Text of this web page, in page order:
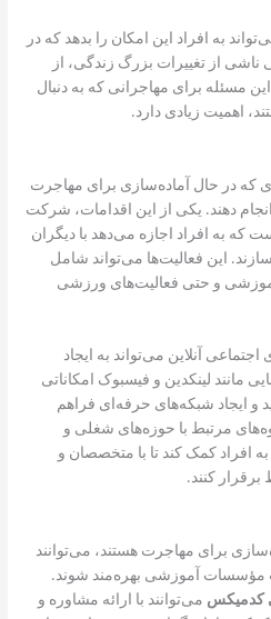
به افراد این امکان را بدهد که در
از تغییرات بزرگ زندگی، از
مسئله برای مهاجرانی که به دنبال
اهمیت زیادی دارد.
که در حال آماده‌سازی برای مهاجرت
دهند. یکی از این اقدامات، شرکت
که به افراد اجازه می‌دهد با دیگران
این فعالیت‌ها می‌تواند شامل
آموزشی و حتی فعالیت‌های ورزشی
آنلاین می‌تواند به ایجاد
مانند لینکدین و فیسبوک امکاناتی
و ایجاد شبکه‌های حرفه‌ای فراهم
مرتبط با حوزه‌های شغلی و
افراد کمک کند تا با متخصصان و
کنند.
برای مهاجرت هستند، می‌توانند
مؤسسات آموزشی بهره‌مند شوند.
کدمیکس می‌توانند با ارائه مشاوره و